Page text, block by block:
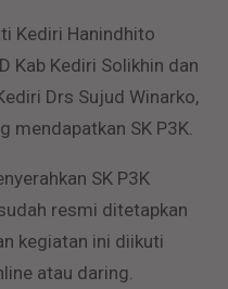
Kediri Hanindhito
Kab Kediri Solikhin dan
Drs Sujud Winarko,
mendapatkan SK P3K.
SK P3K
resmi ditetapkan
kegiatan ini diikuti
atau daring.